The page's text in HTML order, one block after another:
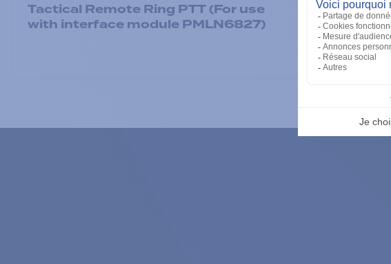
Tactical Remote Ring PTT (For use
with interface module PMLN6827)
Tactical
with